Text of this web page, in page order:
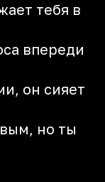
тебя в
впереди
он сияет
но ты